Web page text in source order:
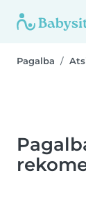
Pagalba